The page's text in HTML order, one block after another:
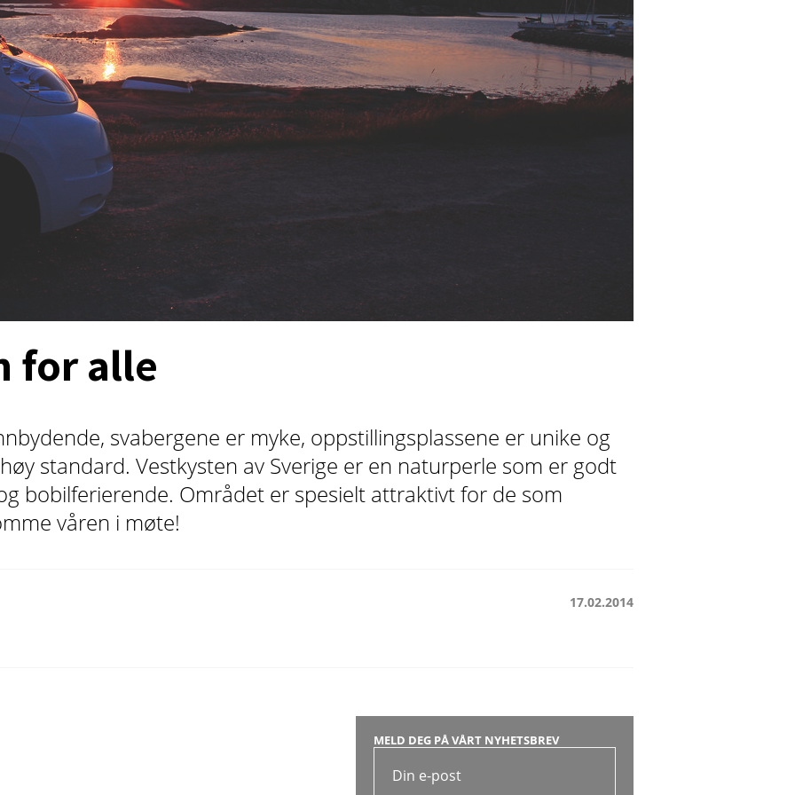
for alle
svabergene er myke, oppstillingsplassene er unike og
standard. Vestkysten av Sverige er en naturperle som er godt
bobilferierende. Området er spesielt attraktivt for de som
våren i møte!
17.02.2014
MELD DEG PÅ VÅRT NYHETSBREV